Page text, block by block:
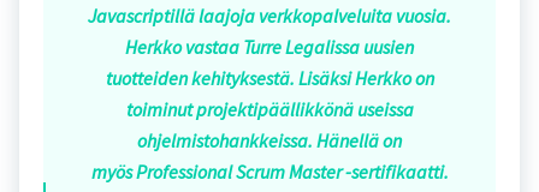
Javascriptillä laajoja verkkopalveluita vuosia.
Herkko vastaa Turre Legalissa uusien
tuotteiden kehityksestä. Lisäksi Herkko on
toiminut projektipäällikkönä useissa
ohjelmistohankkeissa. Hänellä on
myös Professional Scrum Master -sertifikaatti.